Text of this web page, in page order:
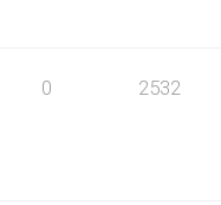
0 2532